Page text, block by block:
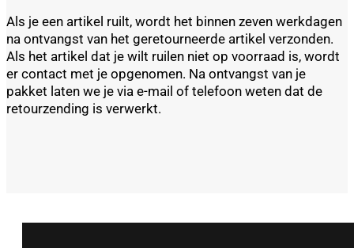
Als je een artikel ruilt, wordt het binnen zeven werkdagen
na ontvangst van het geretourneerde artikel verzonden.
Als het artikel dat je wilt ruilen niet op voorraad is, wordt
er contact met je opgenomen. Na ontvangst van je
pakket laten we je via e-mail of telefoon weten dat de
retourzending is verwerkt.